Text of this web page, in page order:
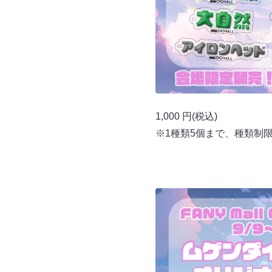
1,000 円(税込)
※1種類5個まで、種類制